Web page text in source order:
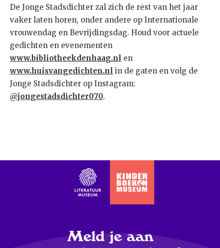
De Jonge Stadsdichter zal zich de rest van het jaar
vaker laten horen, onder andere op Internationale
vrouwendag en Bevrijdingsdag. Houd voor actuele
gedichten en evenementen
www.bibliotheekdenhaag.nl en
www.huisvangedichten.nl in de gaten en volg de
Jonge Stadsdichter op Instagram:
@jongestadsdichter070.
Meld je aan